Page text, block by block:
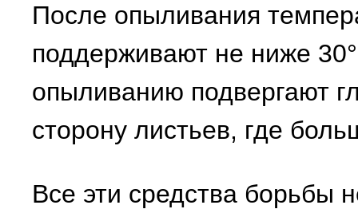
После опыливания
поддерживают не ниже
опыливанию подвергают
сторону листьев, где
Все эти средства борьбы